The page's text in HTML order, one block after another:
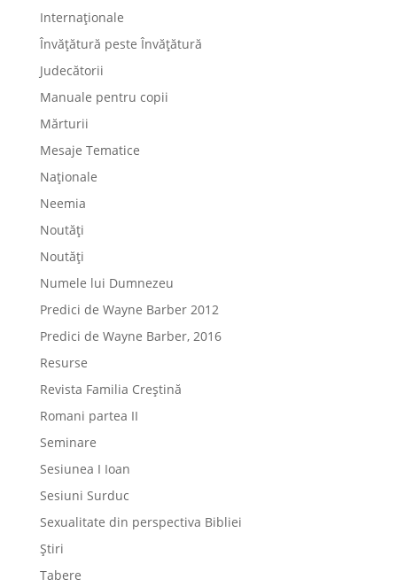
Internaționale
Învățătură peste Învățătură
Judecătorii
Manuale pentru copii
Mărturii
Mesaje Tematice
Naționale
Neemia
Noutăți
Noutăți
Numele lui Dumnezeu
Predici de Wayne Barber 2012
Predici de Wayne Barber, 2016
Resurse
Revista Familia Creștină
Romani partea II
Seminare
Sesiunea I Ioan
Sesiuni Surduc
Sexualitate din perspectiva Bibliei
Știri
Tabere